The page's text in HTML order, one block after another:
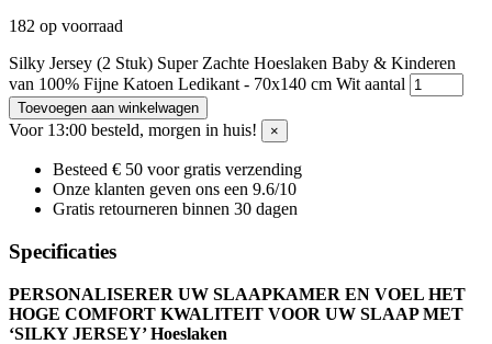
182 op voorraad
Silky Jersey (2 Stuk) Super Zachte Hoeslaken Baby & Kinderen
van 100% Fijne Katoen Ledikant - 70x140 cm Wit aantal
Toevoegen aan winkelwagen
Voor 13:00 besteld, morgen in huis! ×
Besteed € 50 voor gratis verzending
Onze klanten geven ons een 9.6/10
Gratis retourneren binnen 30 dagen
Specificaties
PERSONALISERER UW SLAAPKAMER EN VOEL HET
HOGE COMFORT KWALITEIT VOOR UW SLAAP MET
‘SILKY JERSEY’ Hoeslaken